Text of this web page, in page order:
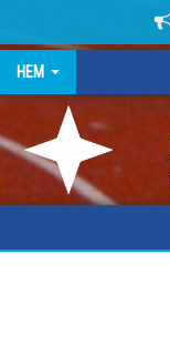
HEM